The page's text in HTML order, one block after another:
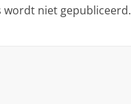
wordt niet gepubliceerd.